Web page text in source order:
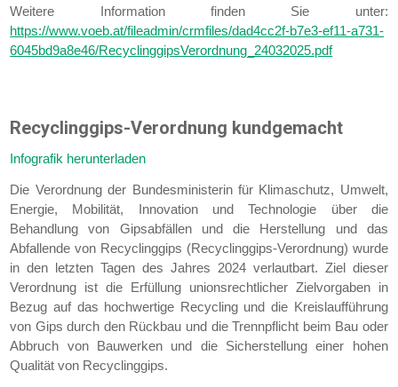
Weitere Information finden Sie unter:
https://www.voeb.at/fileadmin/crmfiles/dad4cc2f-b7e3-ef11-a731-
6045bd9a8e46/RecyclinggipsVerordnung_24032025.pdf
Recyclinggips-Verordnung kundgemacht
Infografik herunterladen
Die Verordnung der Bundesministerin für Klimaschutz, Umwelt,
Energie, Mobilität, Innovation und Technologie über die
Behandlung von Gipsabfällen und die Herstellung und das
Abfallende von Recyclinggips (Recyclinggips-Verordnung) wurde
in den letzten Tagen des Jahres 2024 verlautbart. Ziel dieser
Verordnung ist die Erfüllung unionsrechtlicher Zielvorgaben in
Bezug auf das hochwertige Recycling und die Kreislaufführung
von Gips durch den Rückbau und die Trennpflicht beim Bau oder
Abbruch von Bauwerken und die Sicherstellung einer hohen
Qualität von Recyclinggips.